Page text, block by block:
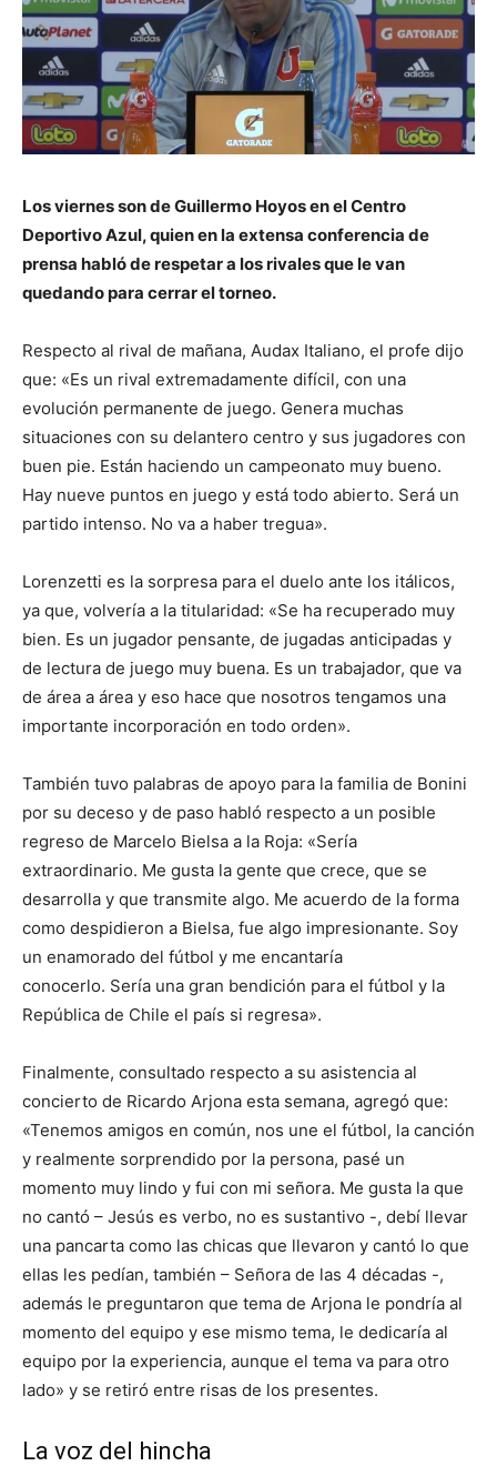
Los viernes son de Guillermo Hoyos en el Centro
Deportivo Azul, quien en la extensa conferencia de
prensa habló de respetar a los rivales que le van
quedando para cerrar el torneo.
Respecto al rival de mañana, Audax Italiano, el profe dijo
que: «Es un rival extremadamente difícil, con una
evolución permanente de juego. Genera muchas
situaciones con su delantero centro y sus jugadores con
buen pie. Están haciendo un campeonato muy bueno.
Hay nueve puntos en juego y está todo abierto. Será un
partido intenso. No va a haber tregua».
Lorenzetti es la sorpresa para el duelo ante los itálicos,
ya que, volvería a la titularidad: «Se ha recuperado muy
bien. Es un jugador pensante, de jugadas anticipadas y
de lectura de juego muy buena. Es un trabajador, que va
de área a área y eso hace que nosotros tengamos una
importante incorporación en todo orden».
También tuvo palabras de apoyo para la familia de Bonini
por su deceso y de paso habló respecto a un posible
regreso de Marcelo Bielsa a la Roja: «Sería
extraordinario. Me gusta la gente que crece, que se
desarrolla y que transmite algo. Me acuerdo de la forma
como despidieron a Bielsa, fue algo impresionante. Soy
un enamorado del fútbol y me encantaría
conocerlo. Sería una gran bendición para el fútbol y la
República de Chile el país si regresa».
Finalmente, consultado respecto a su asistencia al
concierto de Ricardo Arjona esta semana, agregó que:
«Tenemos amigos en común, nos une el fútbol, la canción
y realmente sorprendido por la persona, pasé un
momento muy lindo y fui con mi señora. Me gusta la que
no cantó – Jesús es verbo, no es sustantivo -, debí llevar
una pancarta como las chicas que llevaron y cantó lo que
ellas les pedían, también – Señora de las 4 décadas -,
además le preguntaron que tema de Arjona le pondría al
momento del equipo y ese mismo tema, le dedicaría al
equipo por la experiencia, aunque el tema va para otro
lado» y se retiró entre risas de los presentes.
La voz del hincha